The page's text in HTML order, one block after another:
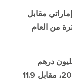
مقابل
من العام
درهم
، مقابل 11.9